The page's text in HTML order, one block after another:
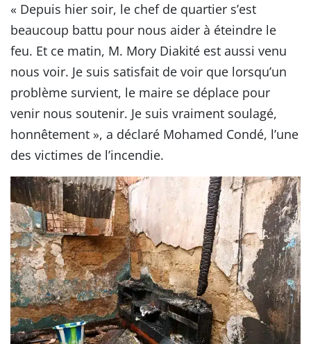
« Depuis hier soir, le chef de quartier s’est
beaucoup battu pour nous aider à éteindre le
feu. Et ce matin, M. Mory Diakité est aussi venu
nous voir. Je suis satisfait de voir que lorsqu’un
problème survient, le maire se déplace pour
venir nous soutenir. Je suis vraiment soulagé,
honnêtement », a déclaré Mohamed Condé, l’une
des victimes de l’incendie.